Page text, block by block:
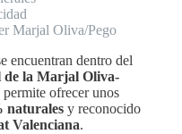
Marjal Oliva/Pego
encuentran dentro del
la Marjal Oliva-
ofrecer unos
naturalesy reconocido
Valenciana.